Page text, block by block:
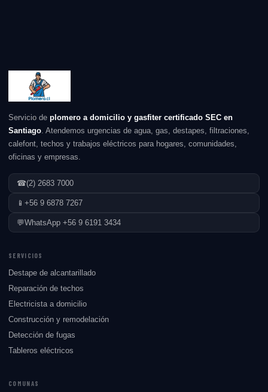
Servicio de plomero a domicilio y gasfiter certificado SEC en
Santiago. Atendemos urgencias de agua, gas, destapes, filtraciones,
calefont, techos y trabajos eléctricos para hogares, comunidades,
oficinas y empresas.
☎(2) 2683 7000
📱 +56 9 6878 7267
💬WhatsApp +56 9 6191 3434
SERVICIOS
Destape de alcantarillado
Reparación de techos
Electricista a domicilio
Construcción y remodelación
Detección de fugas
Tableros eléctricos
COMUNAS